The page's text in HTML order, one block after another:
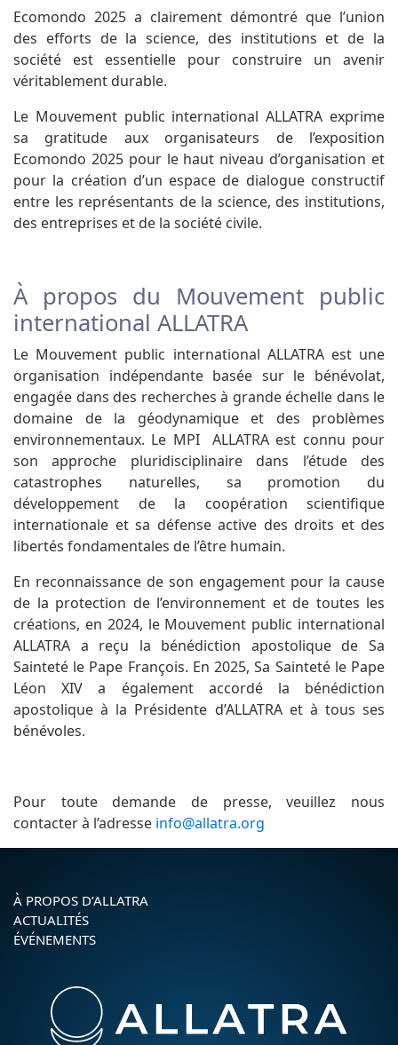
Ecomondo 2025 a clairement démontré que l’union
des efforts de la science, des institutions et de la
société est essentielle pour construire un avenir
véritablement durable.
Le Mouvement public international ALLATRA exprime
sa gratitude aux organisateurs de l’exposition
Ecomondo 2025 pour le haut niveau d’organisation et
pour la création d’un espace de dialogue constructif
entre les représentants de la science, des institutions,
des entreprises et de la société civile.
À propos du Mouvement public
international ALLATRA
Le Mouvement public international ALLATRA est une
organisation indépendante basée sur le bénévolat,
engagée dans des recherches à grande échelle dans le
domaine de la géodynamique et des problèmes
environnementaux. Le MPI ALLATRA est connu pour
son approche pluridisciplinaire dans l’étude des
catastrophes naturelles, sa promotion du
développement de la coopération scientifique
internationale et sa défense active des droits et des
libertés fondamentales de l’être humain.
En reconnaissance de son engagement pour la cause
de la protection de l’environnement et de toutes les
créations, en 2024, le Mouvement public international
ALLATRA a reçu la bénédiction apostolique de Sa
Sainteté le Pape François. En 2025, Sa Sainteté le Pape
Léon XIV a également accordé la bénédiction
apostolique à la Présidente d’ALLATRA et à tous ses
bénévoles.
Pour toute demande de presse, veuillez nous
contacter à l’adresse info@allatra.org
À PROPOS D’ALLATRA
ACTUALITÉS
ÉVÉNEMENTS